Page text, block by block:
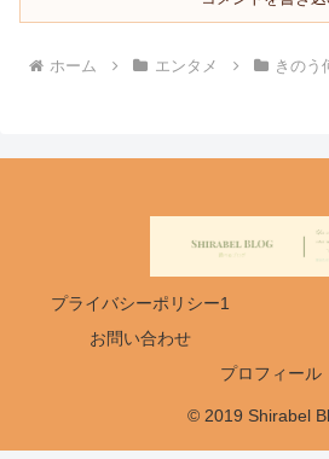
ホーム エンタメ きのう
プライバシーポリシー1
お問い合わせ
プロフィール
© 2019 Shirabel